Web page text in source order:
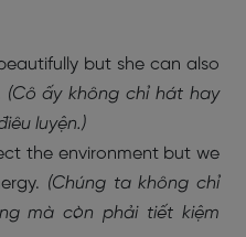
but she can also
(Cô ấy không chỉ hát hay
luyện.)
the environment but we
(Chúng ta không chỉ
mà còn phải tiết kiệm